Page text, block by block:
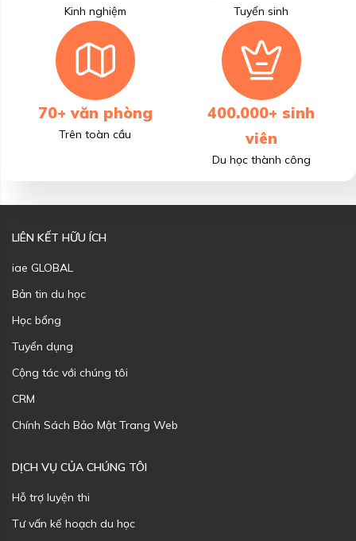
Kinh nghiệm Tuyển sinh
70+ văn phòng
Trên toàn cầu
400.000+ sinh
viên
Du học thành công
LIÊN KẾT HỮU ÍCH
iae GLOBAL
Bản tin du học
Học bổng
Tuyển dụng
Cộng tác với chúng tôi
CRM
Chính Sách Bảo Mật Trang Web
DỊCH VỤ CỦA CHÚNG TÔI
Hỗ trợ luyện thi
Tư vấn kế hoạch du học